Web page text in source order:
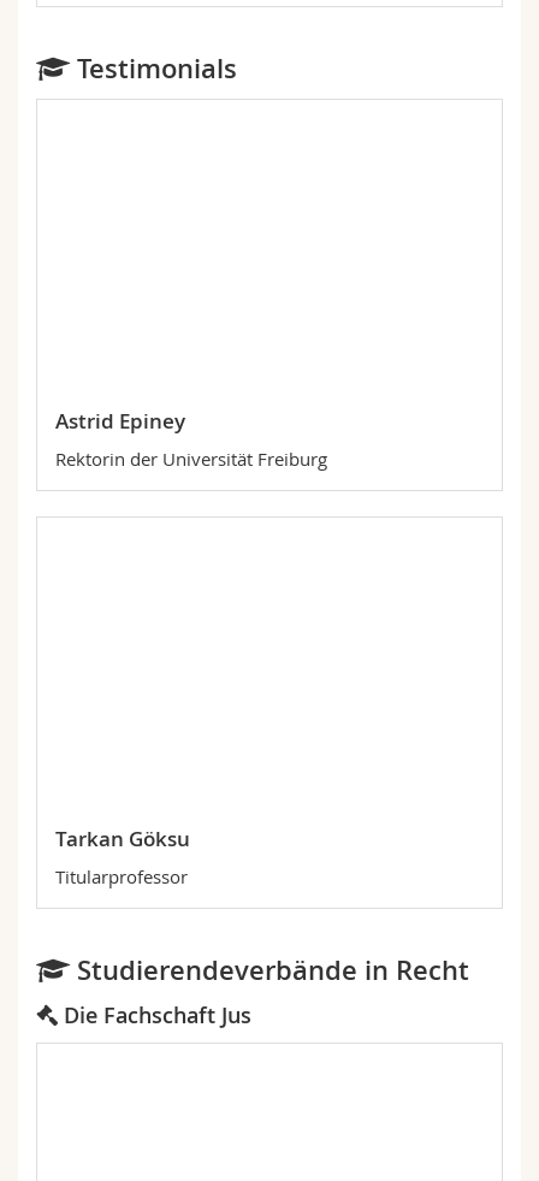
Testimonials
Astrid Epiney
Rektorin der Universität Freiburg
Tarkan Göksu
Titularprofessor
Studierendeverbände in Recht
Die Fachschaft Jus